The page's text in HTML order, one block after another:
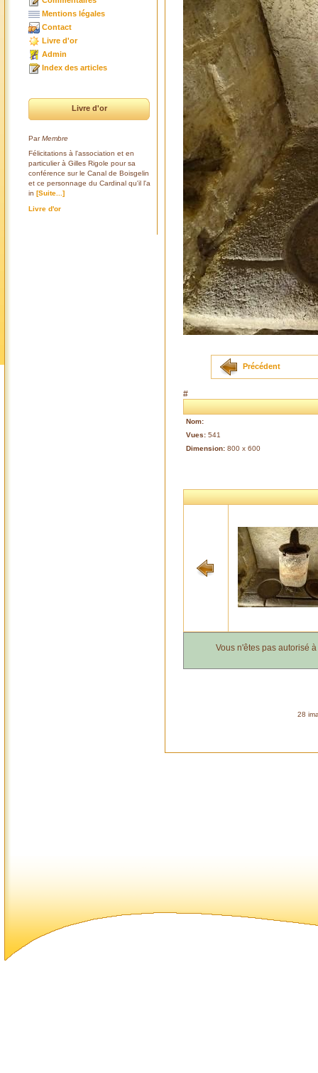
Mentions légales
Contact
Livre d'or
Admin
Index des articles
Livre d'or
ParMembre
Félicitations à l'association et en
particulier à Gilles Rigole pour sa
conférence sur le Canal de Boisgelin
et ce personnage du Cardinal qu'il l'a
in [Suite...]
Livre d'or
Précédent
#
Nom:
Vues: 541
Dimension: 800 x 600
Vous n'êtes pas autorisé
28